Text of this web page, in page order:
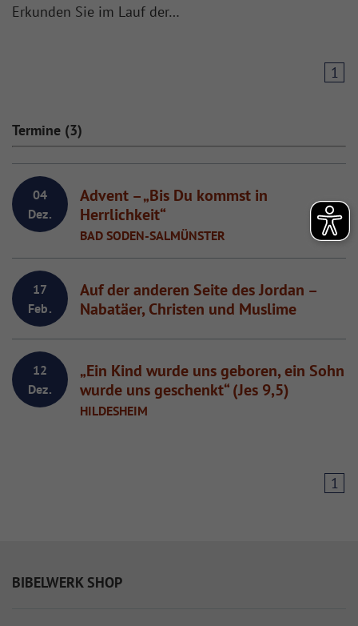
Erkunden Sie im Lauf der…
1
Termine (3)
04
Dez.
Advent – „Bis Du kommst in
Herrlichkeit“
BAD SODEN-SALMÜNSTER
17
Feb.
Auf der anderen Seite des Jordan –
Nabatäer, Christen und Muslime
12
Dez.
„Ein Kind wurde uns geboren, ein Sohn
wurde uns geschenkt“ (Jes 9,5)
HILDESHEIM
1
BIBELWERK SHOP